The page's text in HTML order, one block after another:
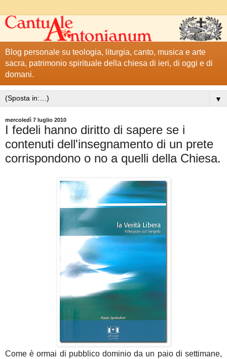
Blog personale su teologia, liturgia, canto, musica e arte
sacra, patrimonio spirituale della chiesa di ieri, di oggi e di
domani.
▼
mercoledì 7 luglio 2010
I fedeli hanno diritto di sapere se i
contenuti dell'insegnamento di un prete
corrispondono o no a quelli della Chiesa.
Come è ormai di pubblico dominio da un paio di settimane,